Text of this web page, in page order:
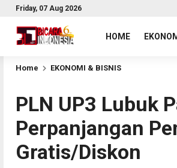
Friday, 07 Aug 2026
HOME
Home EKONOMI & BISNIS
PLN UP3 Lubuk
Perpanjangan
Gratis/Diskon